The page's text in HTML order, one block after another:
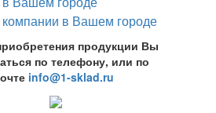
продукции Вы
по телефону, или по
info@1-sklad.ru